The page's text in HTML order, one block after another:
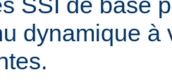
dynamique à